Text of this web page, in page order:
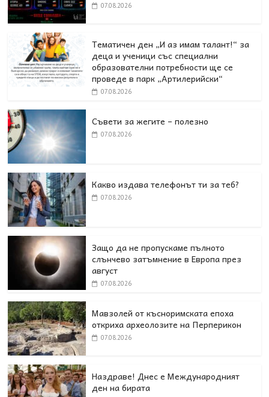
07.08.2026
Тематичен ден „И аз имам талант!“ за
деца и ученици със специални
образователни потребности ще се
проведе в парк „Артилерийски“
07.08.2026
Съвети за жегите – полезно
07.08.2026
Какво издава телефонът ти за теб?
07.08.2026
Защо да не пропускаме пълното
слънчево затъмнение в Европа през
август
07.08.2026
Мавзолей от късноримската епоха
откриха археолозите на Перперикон
07.08.2026
Наздраве! Днес е Международният
ден на бирата